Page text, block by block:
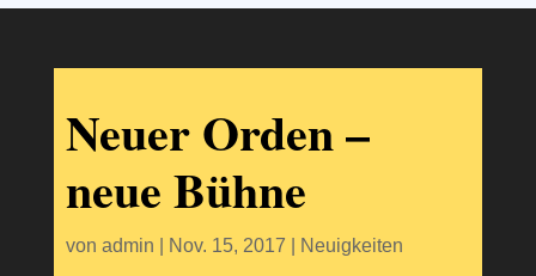
Neuer Orden –
neue Bühne
von admin Nov. 15, 2017 Neuigkeiten